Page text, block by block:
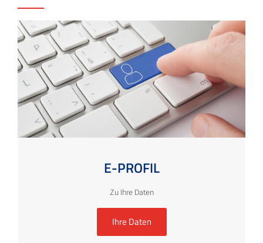
E-PROFIL
Zu Ihre Daten
Ihre Daten